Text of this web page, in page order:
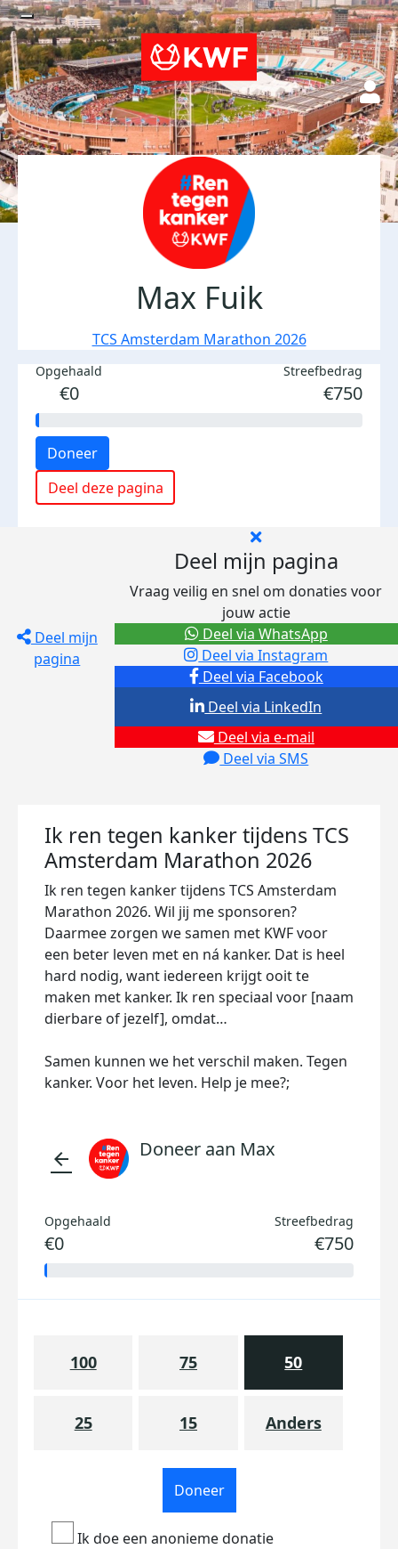
Max Fuik
TCS Amsterdam Marathon 2026
Opgehaald
€0
Streefbedrag
€750
Doneer
Deel deze pagina
Deel mijn
pagina
Deel mijn pagina
Vraag veilig en snel om donaties voor
jouw actie
Deel via Facebook
Deel via Instagram
Deel via e-mail
Deel via SMS
Deel via LinkedIn
Deel via WhatsApp
Ik ren tegen kanker tijdens TCS
Amsterdam Marathon 2026
Ik ren tegen kanker tijdens TCS Amsterdam
Marathon 2026. Wil jij me sponsoren?
Daarmee zorgen we samen met KWF voor
een beter leven met en ná kanker. Dat is heel
hard nodig, want iedereen krijgt ooit te
maken met kanker. Ik ren speciaal voor [naam
dierbare of jezelf], omdat…
Samen kunnen we het verschil maken. Tegen
kanker. Voor het leven. Help je mee?;
arrow_back Doneer aan Max
Opgehaald
€0
Streefbedrag
€750
100 75 50
25 15 Anders
Doneer
Ik doe een anonieme donatie